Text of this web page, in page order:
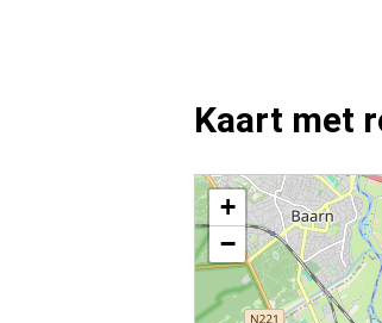
Kaart met
Kaart Amersfoort met de
+
−